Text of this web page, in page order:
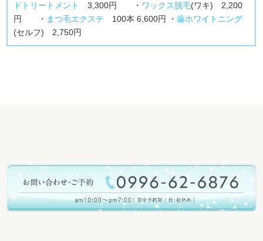
ドトリートメント
3,300円 ・ ワックス脱毛(ワキ) 2,200
円 ・ まつ毛エクステ 100本 6,600円 ・歯ホワイトニング
(セルフ) 2,750円